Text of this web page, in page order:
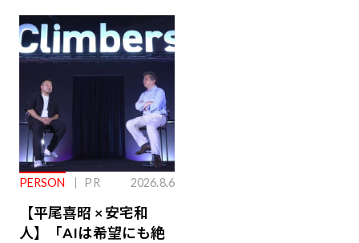
ジ会員特典あり】
PERSON PR 2026.8.6
【平尾喜昭 × 安宅和
人】「AIは希望にも絶